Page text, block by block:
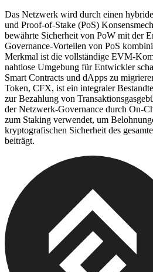
Das Netzwerk wird durch einen
und Proof-of-Stake (PoS)
bewährte Sicherheit von PoW mit der
Governance-Vorteilen von PoS
Merkmal ist die vollständige EVM-
nahtlose Umgebung für Entwickler
Smart Contracts und dApps zu
Token, CFX, ist ein integraler
zur Bezahlung von
der Netzwerk-Governance durch On-
zum Staking verwendet, um
kryptografischen Sicherheit des
beiträgt.